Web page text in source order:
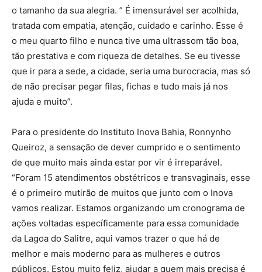
o tamanho da sua alegria. ” É imensurável ser acolhida,
tratada com empatia, atenção, cuidado e carinho. Esse é
o meu quarto filho e nunca tive uma ultrassom tão boa,
tão prestativa e com riqueza de detalhes. Se eu tivesse
que ir para a sede, a cidade, seria uma burocracia, mas só
de não precisar pegar filas, fichas e tudo mais já nos
ajuda e muito”.
Para o presidente do Instituto Inova Bahia, Ronnynho
Queiroz, a sensação de dever cumprido e o sentimento
de que muito mais ainda estar por vir é irreparável.
“Foram 15 atendimentos obstétricos e transvaginais, esse
é o primeiro mutirão de muitos que junto com o Inova
vamos realizar. Estamos organizando um cronograma de
ações voltadas específicamente para essa comunidade
da Lagoa do Salitre, aqui vamos trazer o que há de
melhor e mais moderno para as mulheres e outros
públicos. Estou muito feliz, ajudar a quem mais precisa é